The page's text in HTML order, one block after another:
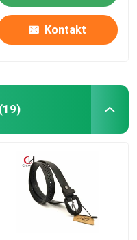
Kontakt
(19)